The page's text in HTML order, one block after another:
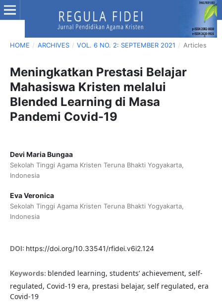
HOME / ARCHIVES / VOL. 6 NO. 2: SEPTEMBER 2021 / Articles
Meningkatkan Prestasi Belajar
Mahasiswa Kristen melalui
Blended Learning di Masa
Pandemi Covid-19
Devi Maria Bungaa
Sekolah Tinggi Agama Kristen Teruna Bhakti Yogyakarta,
Indonesia
Eva Veronica
Sekolah Tinggi Agama Kristen Teruna Bhakti Yogyakarta,
Indonesia
DOI: https://doi.org/10.33541/rfidei.v6i2.124
Keywords: blended learning, students’ achievement, self-
regulated, Covid-19 era, prestasi belajar, self regulated, era
Covid-19